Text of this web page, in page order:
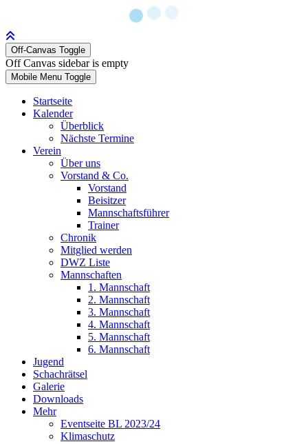
Off-Canvas Toggle
Off Canvas sidebar is empty
Mobile Menu Toggle
Startseite
Kalender
Überblick
Nächste Termine
Verein
Über uns
Vorstand & Co.
Vorstand
Beisitzer
Mannschaftsführer
Trainer
Chronik
Mitglied werden
DWZ Liste
Mannschaften
1. Mannschaft
2. Mannschaft
3. Mannschaft
4. Mannschaft
5. Mannschaft
6. Mannschaft
Jugend
Schachrätsel
Galerie
Downloads
Mehr
Eventseite BL 2023/24
Klimaschutz